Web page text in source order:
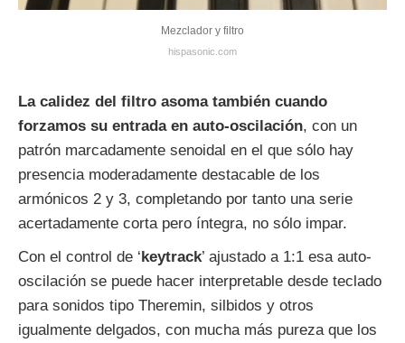
Mezclador y filtro
hispasonic.com
La calidez del filtro asoma también cuando
forzamos su entrada en auto-oscilación, con un
patrón marcadamente senoidal en el que sólo hay
presencia moderadamente destacable de los
armónicos 2 y 3, completando por tanto una serie
acertadamente corta pero íntegra, no sólo impar.
Con el control de ‘keytrack’ ajustado a 1:1 esa auto-
oscilación se puede hacer interpretable desde teclado
para sonidos tipo Theremin, silbidos y otros
igualmente delgados, con mucha más pureza que los